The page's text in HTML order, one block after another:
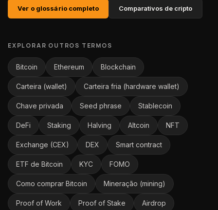
Ver o glossário completo Comparativos de cripto
EXPLORAR OUTROS TERMOS
Bitcoin Ethereum Blockchain
Carteira (wallet) Carteira fria (hardware wallet)
Chave privada Seed phrase Stablecoin
DeFi Staking Halving Altcoin NFT
Exchange (CEX) DEX Smart contract
ETF de Bitcoin KYC FOMO
Como comprar Bitcoin Mineração (mining)
Proof of Work Proof of Stake Airdrop